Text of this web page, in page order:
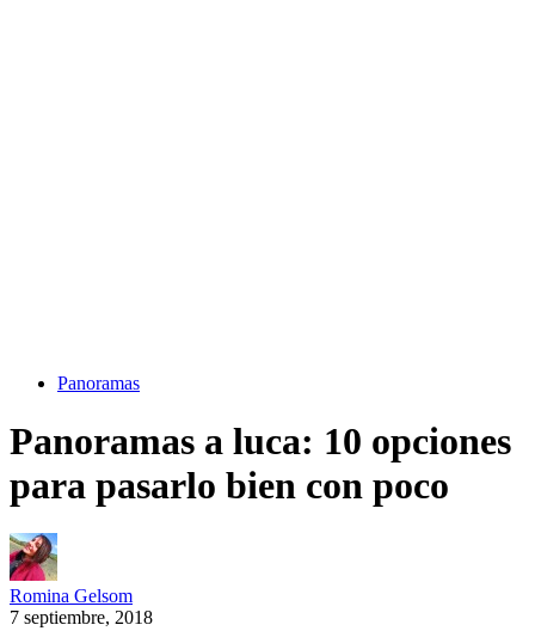
Panoramas
Panoramas a luca: 10 opciones
para pasarlo bien con poco
Romina Gelsom
7 septiembre, 2018